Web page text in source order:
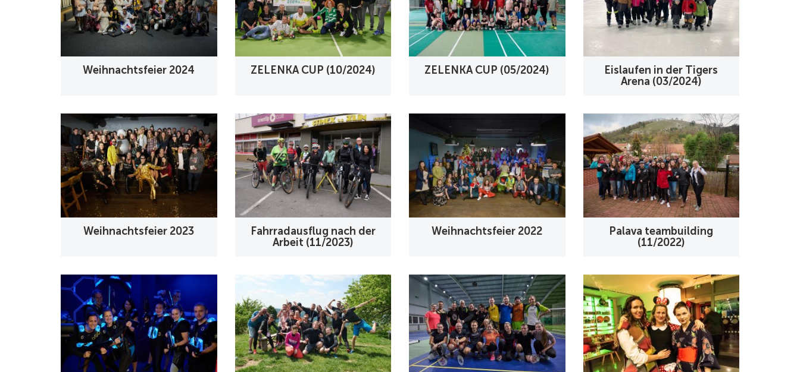
Weihnachtsfeier 2024 ZELENKA CUP (10/2024) ZELENKA CUP (05/2024)
Eislaufen in der Tigers
Arena (03/2024)
Weihnachtsfeier 2023
Fahrradausflug nach der
Arbeit (11/2023)
Weihnachtsfeier 2022
Palava teambuilding
(11/2022)